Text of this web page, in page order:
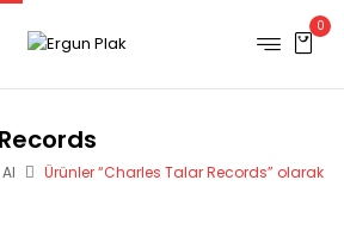
0
Ürünler “Charles Talar Records” olarak